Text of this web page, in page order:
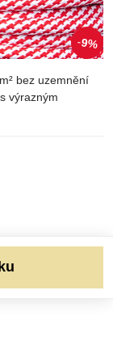
9%
bez uzemnění
výrazným